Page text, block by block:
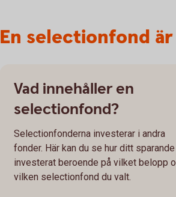
En selectionfond
Vad innehåller en
selectionfond?
Selectionfonderna investerar i andra
fonder. Här kan du se hur ditt
investerat beroende på vilket belopp
vilken selectionfond du valt.